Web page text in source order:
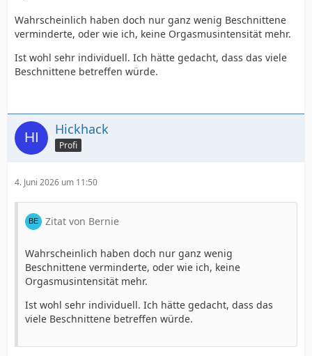
Wahrscheinlich haben doch nur ganz wenig Beschnittene
verminderte, oder wie ich, keine Orgasmusintensität mehr.
Ist wohl sehr individuell. Ich hätte gedacht, dass das viele
Beschnittene betreffen würde.
Hickhack
Profi
4. Juni 2026 um 11:50
Zitat von Bernie
Wahrscheinlich haben doch nur ganz wenig
Beschnittene verminderte, oder wie ich, keine
Orgasmusintensität mehr.
Ist wohl sehr individuell. Ich hätte gedacht, dass das
viele Beschnittene betreffen würde.